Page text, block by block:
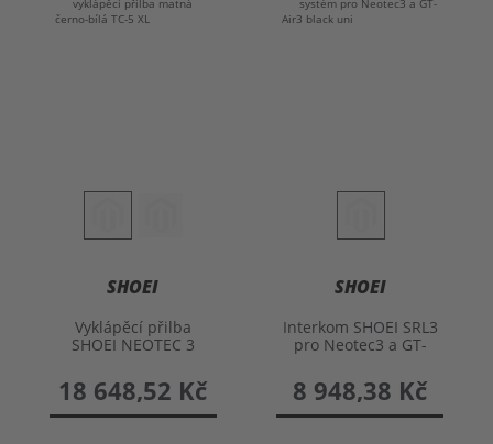
SHOEI
Vyklápěcí přilba
SHOEI NEOTEC 3
18 648,52 Kč
SHOEI
Interkom SHOEI SRL3
pro Neotec3 a GT-
8 948,38 Kč